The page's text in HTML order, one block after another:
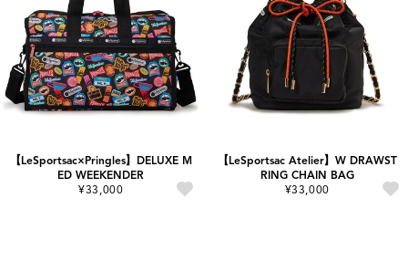
【LeSportsac×Pringles】DELUXE M
ED WEEKENDER
¥33,000
【LeSportsac Atelier】W DRAWST
RING CHAIN BAG
¥33,000